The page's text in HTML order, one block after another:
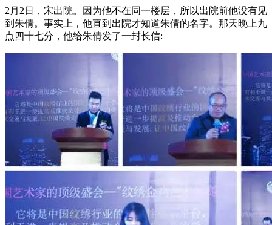
2月2日，宋出院。因为他不在同一楼层，所以出院前他没有见
到朱倩。事实上，他直到出院才知道朱倩的名字。那天晚上九
点四十七分，他给朱倩发了一封长信: